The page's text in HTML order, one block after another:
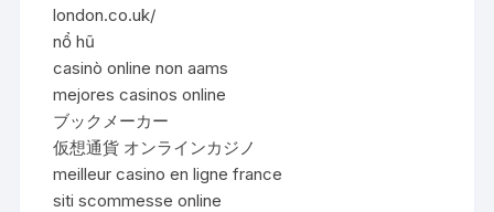
london.co.uk/
nổ hũ
casinò online non aams
mejores casinos online
ブックメーカー
仮想通貨 オンラインカジノ
meilleur casino en ligne france
siti scommesse online